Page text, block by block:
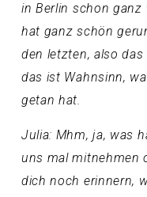
in Berlin schon ganz
hat ganz schön
den letzten, also
das ist Wahnsinn,
getan hat.
Julia: Mhm, ja, was
uns mal mitnehmen
dich noch erinnern,